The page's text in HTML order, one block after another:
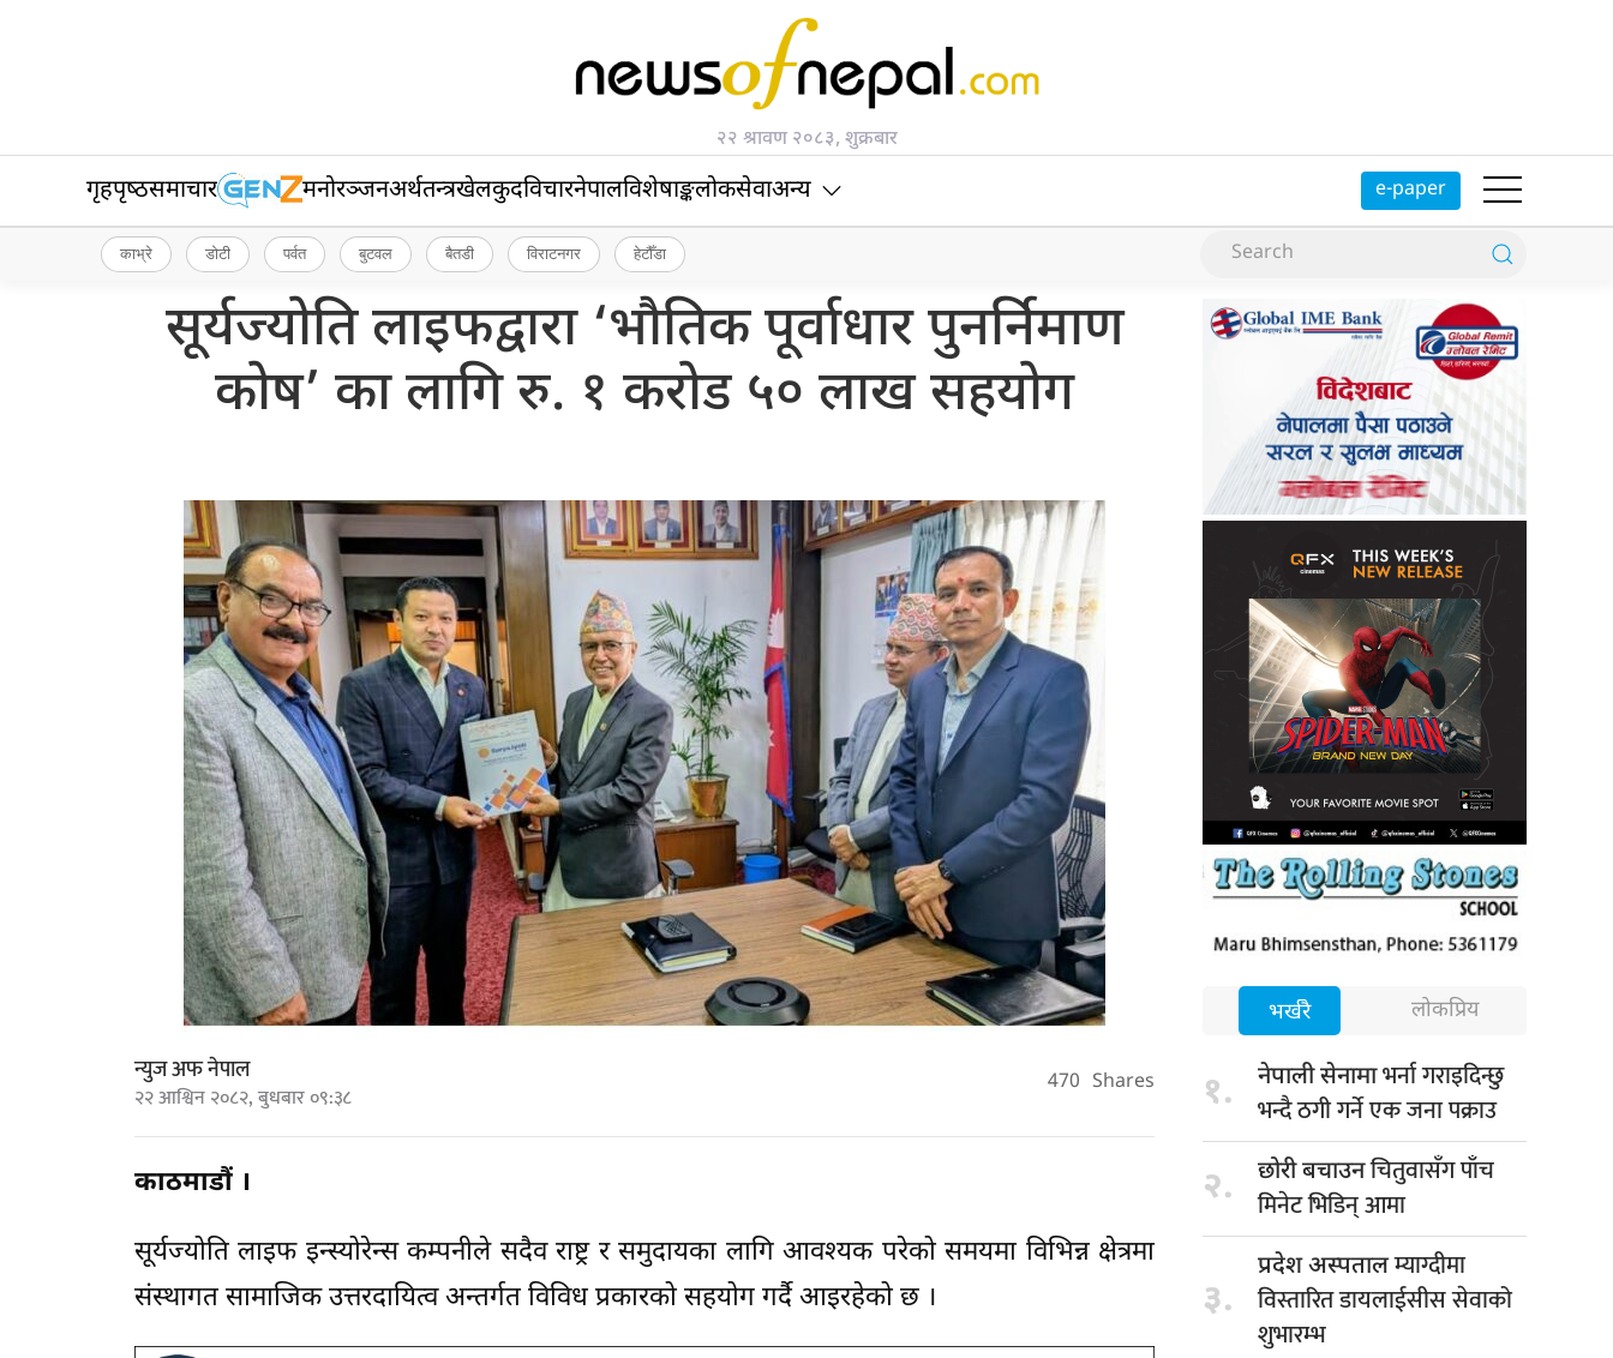
२२ श्रावण २०८३, शुक्रबार
गृहपृष्‍ठसमाचार मनोरञ्जनअर्थतन्त्रखेलकुदविचारनेपालविशेषाङ्कलोकसेवाअन्य e-paper
काभ्रे डोटी पर्वत बुटवल बैतडी विराटनगर हेटौँडा
सूर्यज्योति लाइफद्वारा ‘भौतिक पूर्वाधार पुनर्निमाण
कोष’ का लागि रु. १ करोड ५० लाख सहयोग
न्युज अफ नेपाल
२२ आश्विन २०८२, बुधबार ०९:३८ 470 Shares
काठमाडौं ।
सूर्यज्योति लाइफ इन्स्योरेन्स कम्पनीले सदैव राष्ट्र र समुदायका लागि आवश्यक परेको समयमा विभिन्न क्षेत्रमा
संस्थागत सामाजिक उत्तरदायित्व अन्तर्गत विविध प्रकारको सहयोग गर्दै आइरहेको छ ।
भर्खरै लोकप्रिय
१. नेपाली सेनामाभर्ना गराइदिन्छु
भन्दै ठगी गर्ने एक जना पक्राउ
२. छोरी बचाउनचितुवासँग पाँच
मिनेट भिडिन् आमा
३.
प्रदेश अस्पतालम्याग्दीमा
विस्तारित डायलाईसीस सेवाको
शुभारम्भ